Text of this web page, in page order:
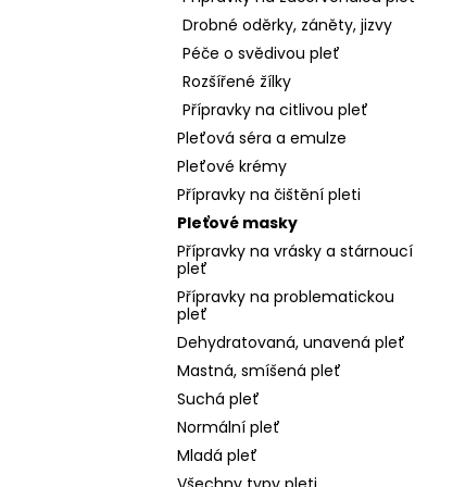
Drobné oděrky, záněty, jizvy
Péče o svědivou pleť
Rozšířené žílky
Přípravky na citlivou pleť
Pleťová séra a emulze
Pleťové krémy
Přípravky na čištění pleti
Pleťové masky
Přípravky na vrásky a stárnoucí
pleť
Přípravky na problematickou
pleť
Dehydratovaná, unavená pleť
Mastná, smíšená pleť
Suchá pleť
Normální pleť
Mladá pleť